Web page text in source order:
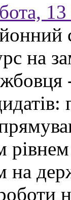
13
на
на